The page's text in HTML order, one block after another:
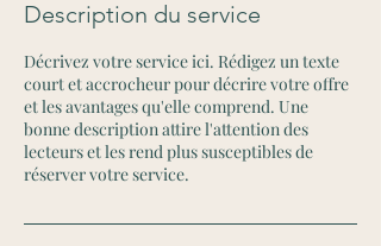
Description du service
Décrivez votre service ici. Rédigez un texte
court et accrocheur pour décrire votre offre
et les avantages qu'elle comprend. Une
bonne description attire l'attention des
lecteurs et les rend plus susceptibles de
réserver votre service.